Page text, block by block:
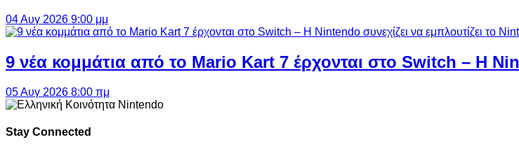
04 Αυγ 2026 9:00 μμ
9 νέα κομμάτια από το Mario Kart 7 έρχονται στο Switch – Η
05 Αυγ 2026 8:00 πμ
Stay Connected